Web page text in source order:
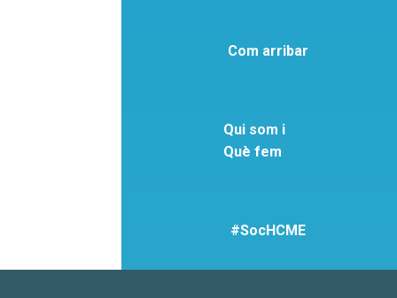
Com arribar
Qui som i
Què fem
#SocHCME